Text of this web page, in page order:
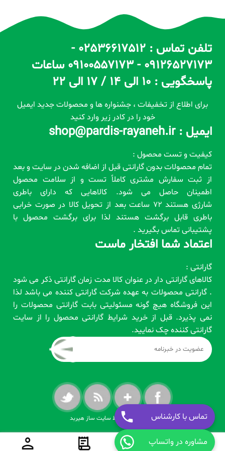
تماس با کارشناس
مشاوره در واتساپ
تلفن تماس : 02536617512 -
09126527173 - 09100557173 ساعات
پاسخگویی : 10 الی 14 / 17 الی 22
برای اطلاع از تخفیفات ، جشنواره ها و محصولات جدید ایمیل
خود را در کادر زیر وارد کنید
ایمیل : shop@pardis-rayaneh.ir
کیفیت و تست محصول :
تمام محصولات بدون گارانتی قبل از اضافه شدن در سایت و بعد
از ثبت سفارش مشتری کاملاً تست و از سلامت محصول
اطمینان حاصل می شود. کالاهایی که دارای باطری
شارژی هستند 72 ساعت بعد از تحویل کالا در صورت خرابی
باطری قابل برگشت هستند لذا برای برگشت محصول با
پشتیبانی تماس بگیرید .
اعتماد شما افتخار ماست
گارانتی :
کالاهای گارانتی دار در عنوان کالا مدت زمان گارانتی ذکر می شود
. گارانتی محصولات به عهده شرکت گارانتی کننده می باشد لذا
این فروشگاه هیچ گونه مسئولیتی بابت گارانتی محصولات را
نمی پذیرد. قبل از خرید شرایط گارانتی محصول را از سایت
گارانتی کننده چک نمایید.
طراحی شده توسط سایت ساز هیربد
تکمیل فرایند خرید (
0
)